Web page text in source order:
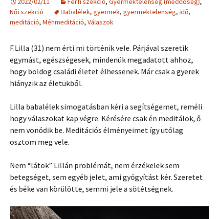
Női szekció
Babalélek, gyermek, gyermektelenség, idő,
meditáció, Méhmeditáció, Válaszok
F.Lilla (31) nem érti mi történik vele. Párjával szeretik
egymást, egészségesek, mindenük megadatott ahhoz,
hogy boldog családi életet élhessenek. Már csak a gyerek
hiányzik az életükből.
Lilla babalélek simogatásban kéri a segítségemet, reméli
hogy válaszokat kap végre. Kérésére csak én meditálok, ő
nem vonódik be. Meditációs élményeimet így utólag
osztom meg vele.
Nem “látok” Lillán problémát, nem érzékelek sem
betegséget, sem egyéb jelet, ami gyógyítást kér. Szeretet
és béke van körülötte, semmi jele a sötétségnek.